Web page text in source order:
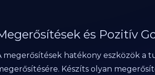
és Pozitív
megerősítések hatékony eszközök a
Készíts olyan